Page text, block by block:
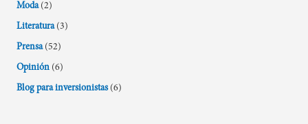
Moda (2)
Literatura (3)
Prensa (52)
Opinión (6)
Blog para inversionistas (6)